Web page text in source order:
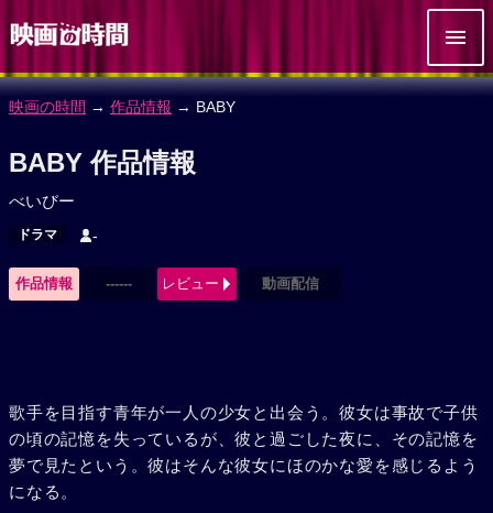
映画の時間 → 作品情報 → BABY
BABY 作品情報
べいびー
ドラマ -
作品情報 ------ レビュー 動画配信
歌手を目指す青年が一人の少女と出会う。彼女は事故で子供
の頃の記憶を失っているが、彼と過ごした夜に、その記憶を
夢で見たという。彼はそんな彼女にほのかな愛を感じるよう
になる。